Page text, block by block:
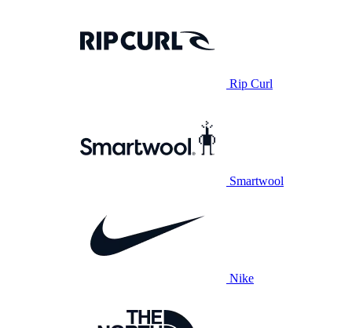
Rip Curl
Smartwool
Nike